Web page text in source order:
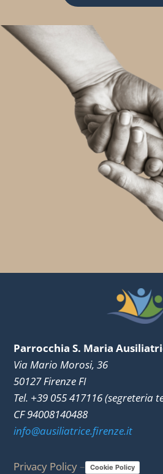
Parrocchia S. Maria
Via Mario Morosi, 36
50127 Firenze FI
Tel. +39 055 417116 (segreteria
CF 94008140488
info@ausiliatrice.firenze.it
Privacy Policy – Cookie Policy